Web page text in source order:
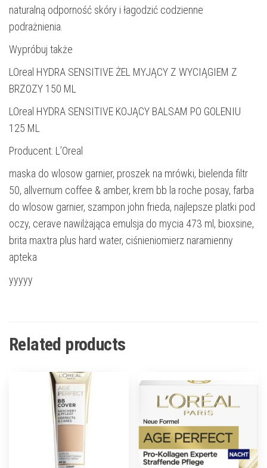
naturalną odporność skóry i łagodzić codzienne
podrażnienia.
Wypróbuj także
LOreal HYDRA SENSITIVE ŻEL MYJĄCY Z WYCIĄGIEM Z
BRZOZY 150 ML
LOreal HYDRA SENSITIVE KOJĄCY BALSAM PO GOLENIU
125 ML
Producent: L’Oreal
maska do wlosow garnier, proszek na mrówki, bielenda filtr
50, allvernum coffee & amber, krem bb la roche posay, farba
do wlosow garnier, szampon john frieda, najlepsze platki pod
oczy, cerave nawilżająca emulsja do mycia 473 ml, bioxsine,
brita maxtra plus hard water, ciśnieniomierz naramienny
apteka
yyyyy
Related products